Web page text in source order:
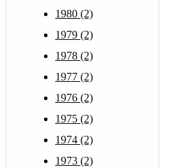
1980 (2)
1979 (2)
1978 (2)
1977 (2)
1976 (2)
1975 (2)
1974 (2)
1973 (2)